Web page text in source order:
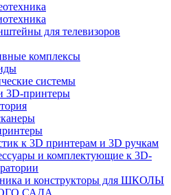
для телевизоров
комплексы
системы
3D-принтеры
к 3D принтерам и 3D ручкам
и комплектующие к 3D-
и конструкторы для ШКОЛЫ